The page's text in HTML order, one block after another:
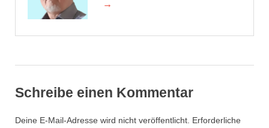
→
Schreibe einen Kommentar
Deine E-Mail-Adresse wird nicht veröffentlicht. Erforderliche